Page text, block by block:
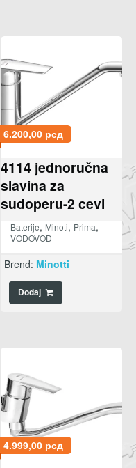
6.200,00 рсд
4114 jednoručna
slavina za
sudoperu-2 cevi
Baterije, Minoti, Prima,
VODOVOD
Brend: Minotti
Dodaj
4.999,00 рсд